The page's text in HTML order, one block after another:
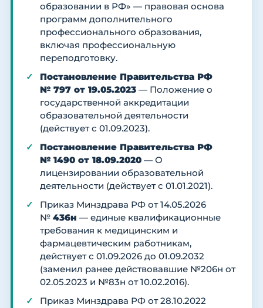
образовании в РФ» — правовая основа
программ дополнительного
профессионального образования,
включая профессиональную
переподготовку.
Постановление Правительства РФ
№ 797 от 19.05.2023 — Положение о
государственной аккредитации
образовательной деятельности
(действует с 01.09.2023).
Постановление Правительства РФ
№ 1490 от 18.09.2020 — О
лицензировании образовательной
деятельности (действует с 01.01.2021).
Приказ Минздрава РФ от 14.05.2026
№ 436н — единые квалификационные
требования к медицинским и
фармацевтическим работникам,
действует с 01.09.2026 до 01.09.2032
(заменил ранее действовавшие №206н от
02.05.2023 и №83н от 10.02.2016).
Приказ Минздрава РФ от 28.10.2022